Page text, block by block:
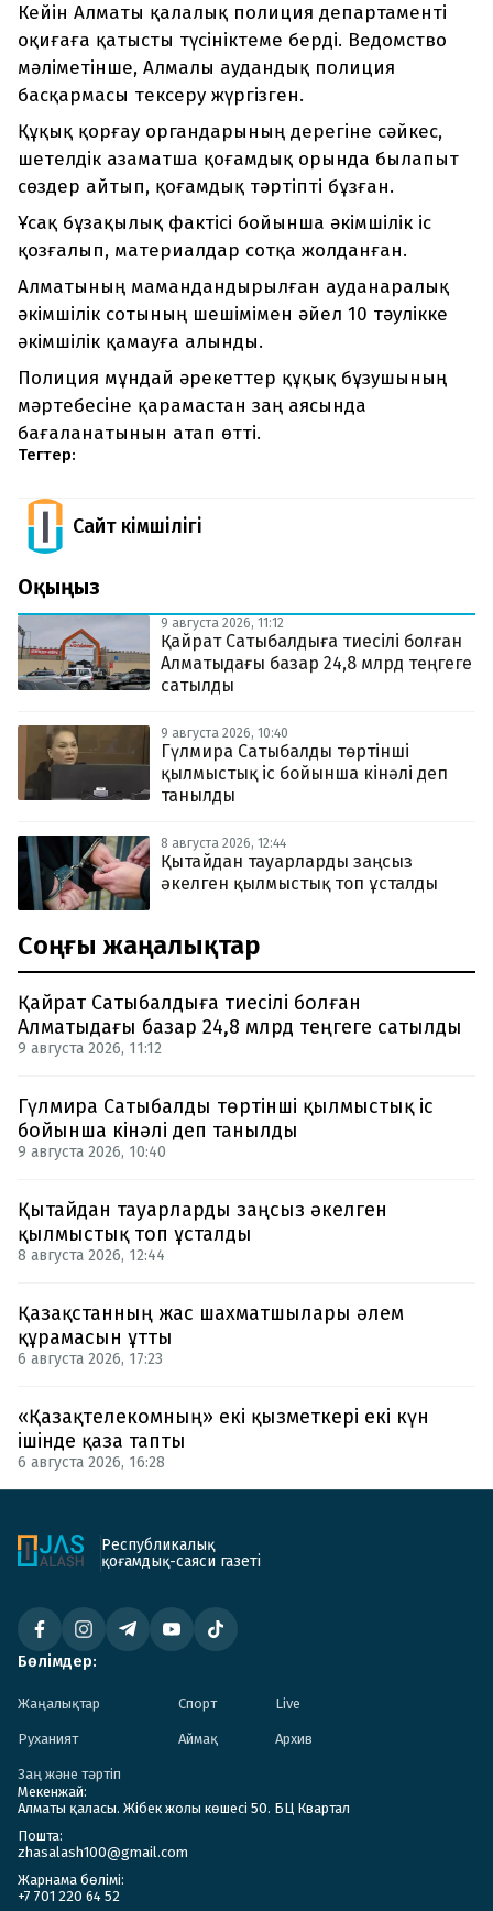
Кейін Алматы қалалық полиция департаменті
оқиғаға қатысты түсініктеме берді. Ведомство
мәліметінше, Алмалы аудандық полиция
басқармасы тексеру жүргізген.
Құқық қорғау органдарының дерегіне сәйкес,
шетелдік азаматша қоғамдық орында былапыт
сөздер айтып, қоғамдық тәртіпті бұзған.
Ұсақ бұзақылық фактісі бойынша әкімшілік іс
қозғалып, материалдар сотқа жолданған.
Алматының мамандандырылған ауданаралық
әкімшілік сотының шешімімен әйел 10 тәулікке
әкімшілік қамауға алынды.
Полиция мұндай әрекеттер құқық бұзушының
мәртебесіне қарамастан заң аясында
бағаланатынын атап өтті.
Тегтер:
Сайт Әкімшілігі
Оқыңыз
9 августа 2026, 11:12
Қайрат Сатыбалдыға тиесілі болған
Алматыдағы базар 24,8 млрд теңгеге
сатылды
9 августа 2026, 10:40
Гүлмира Сатыбалды төртінші
қылмыстық іс бойынша кінәлі деп
танылды
8 августа 2026, 12:44
Қытайдан тауарларды заңсыз
әкелген қылмыстық топ ұсталды
Соңғы жаңалықтар
Қайрат Сатыбалдыға тиесілі болған
Алматыдағы базар 24,8 млрд теңгеге сатылды
9 августа 2026, 11:12
Гүлмира Сатыбалды төртінші қылмыстық іс
бойынша кінәлі деп танылды
9 августа 2026, 10:40
Қытайдан тауарларды заңсыз әкелген
қылмыстық топ ұсталды
8 августа 2026, 12:44
Қазақстанның жас шахматшылары әлем
құрамасын ұтты
6 августа 2026, 17:23
«Қазақтелекомның» екі қызметкері екі күн
ішінде қаза тапты
6 августа 2026, 16:28
Республикалық
қоғамдық-саяси газеті
Бөлімдер:
Жаңалықтар Спорт Live
Руханият Аймақ Архив
Заң және тәртіп
Мекенжай:
Алматы қаласы. Жібек жолы көшесі 50. БЦ Квартал
Пошта:
zhasalash100@gmail.com
Жарнама бөлімі:
+7 701 220 64 52